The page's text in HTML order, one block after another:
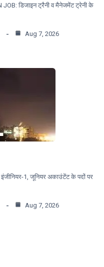
JOB: डिजाइन ट्रैनी व मैनेजमेंट ट्रेनी के
Aug 7, 2026
1, जूनियर अकाउंटेंट के पदों पर
Aug 7, 2026